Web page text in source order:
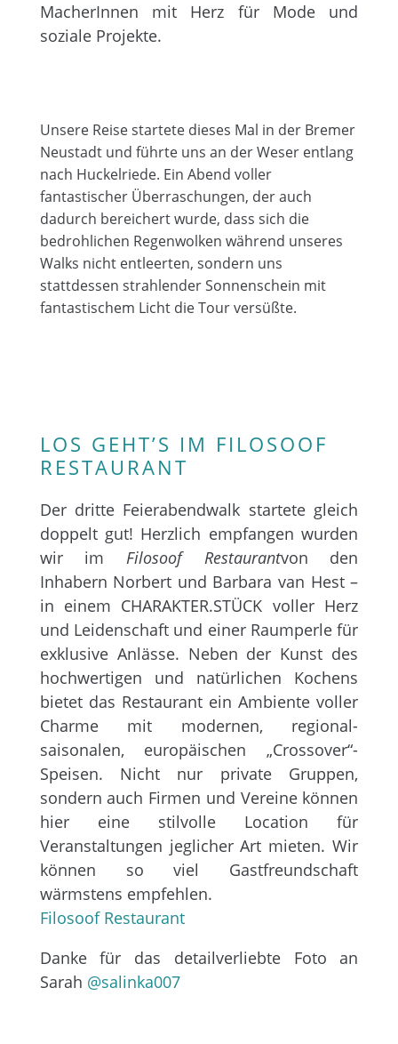
MacherInnen mit Herz für Mode und
soziale Projekte.
Unsere Reise startete dieses Mal in der Bremer
Neustadt und führte uns an der Weser entlang
nach Huckelriede. Ein Abend voller
fantastischer Überraschungen, der auch
dadurch bereichert wurde, dass sich die
bedrohlichen Regenwolken während unseres
Walks nicht entleerten, sondern uns
stattdessen strahlender Sonnenschein mit
fantastischem Licht die Tour versüßte.
LOS GEHT’S IM FILOSOOF
RESTAURANT
Der dritte Feierabendwalk startete gleich
doppelt gut! Herzlich empfangen wurden
wir im Filosoof Restaurantvon den
Inhabern Norbert und Barbara van Hest –
in einem CHARAKTER.STÜCK voller Herz
und Leidenschaft und einer Raumperle für
exklusive Anlässe. Neben der Kunst des
hochwertigen und natürlichen Kochens
bietet das Restaurant ein Ambiente voller
Charme mit modernen, regional-
saisonalen, europäischen „Crossover“-
Speisen. Nicht nur private Gruppen,
sondern auch Firmen und Vereine können
hier eine stilvolle Location für
Veranstaltungen jeglicher Art mieten. Wir
können so viel Gastfreundschaft
wärmstens empfehlen.
Filosoof Restaurant
Danke für das detailverliebte Foto an
Sarah @salinka007